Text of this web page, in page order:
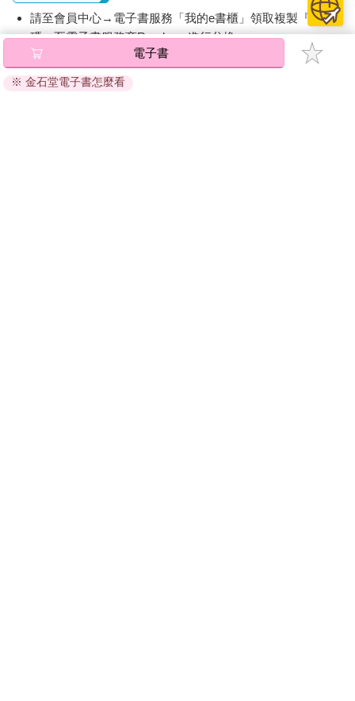
請至會員中心→電子書服務「我的e書櫃」領取複製『兌換
碼』至電子書服務商Readmoo進行兌換。
退換貨須知：
因版權保護，您在金石堂所購買的電子書僅能以金石堂專屬
電子書
※ 金石堂電子書怎麼看